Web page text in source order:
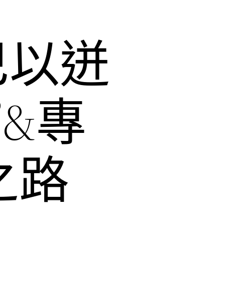
迸
專
路